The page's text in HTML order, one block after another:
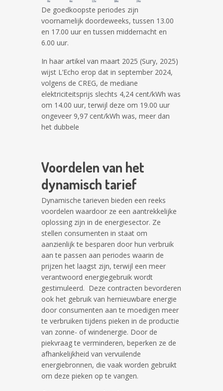
De goedkoopste periodes zijn
voornamelijk doordeweeks, tussen 13.00
en 17.00 uur en tussen middernacht en
6.00 uur.
In haar artikel van maart 2025 (Sury, 2025)
wijst L’Echo erop dat in september 2024,
volgens de CREG, de mediane
elektriciteitsprijs slechts 4,24 cent/kWh was
om 14.00 uur, terwijl deze om 19.00 uur
ongeveer 9,97 cent/kWh was, meer dan
het dubbele
Voordelen van het
dynamisch tarief
Dynamische tarieven bieden een reeks
voordelen waardoor ze een aantrekkelijke
oplossing zijn in de energiesector. Ze
stellen consumenten in staat om
aanzienlijk te besparen door hun verbruik
aan te passen aan periodes waarin de
prijzen het laagst zijn, terwijl een meer
verantwoord energiegebruik wordt
gestimuleerd. Deze contracten bevorderen
ook het gebruik van hernieuwbare energie
door consumenten aan te moedigen meer
te verbruiken tijdens pieken in de productie
van zonne- of windenergie. Door de
piekvraag te verminderen, beperken ze de
afhankelijkheid van vervuilende
energiebronnen, die vaak worden gebruikt
om deze pieken op te vangen.